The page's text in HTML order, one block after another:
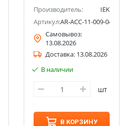
Производитель:
IEK
Артикул:AR-ACC-11-009-048-11
Самовывоз:
13.08.2026
Доставка: 13.08.2026
В наличии
шт
В КОРЗИНУ